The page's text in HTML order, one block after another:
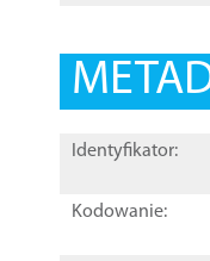
Identyfikator:
Kodowanie: